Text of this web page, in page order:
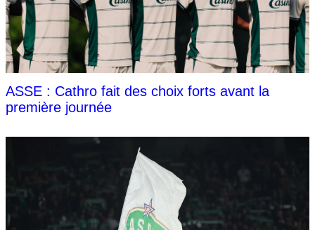
ASSE : Cathro fait des choix forts avant la
première journée